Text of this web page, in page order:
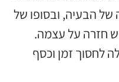
של הבעיה, ובסופו של
חזרה על עצמה.
לחסוך זמן וכסף